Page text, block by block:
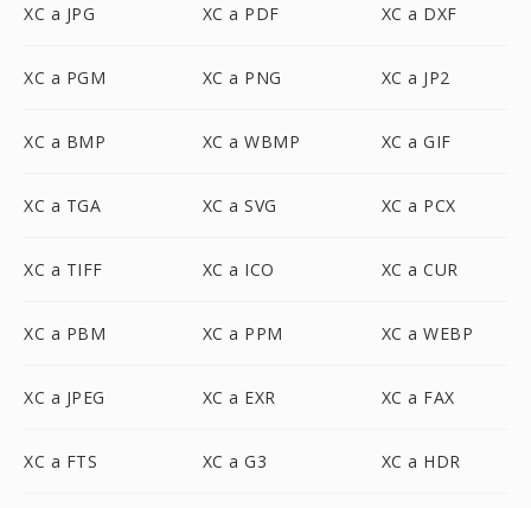
XC a JPG XC a PDF XC a DXF
XC a PGM XC a PNG XC a JP2
XC a BMP XC a WBMP XC a GIF
XC a TGA XC a SVG XC a PCX
XC a TIFF XC a ICO XC a CUR
XC a PBM XC a PPM XC a WEBP
XC a JPEG XC a EXR XC a FAX
XC a FTS XC a G3 XC a HDR